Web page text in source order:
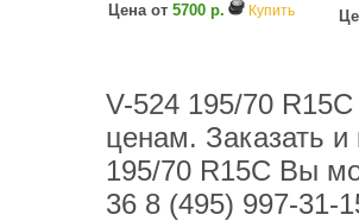
Цена от 5700 р. Купить
V-524 195/70
ценам. Заказать
195/70 R15C Вы
36 8 (495) 997-31-